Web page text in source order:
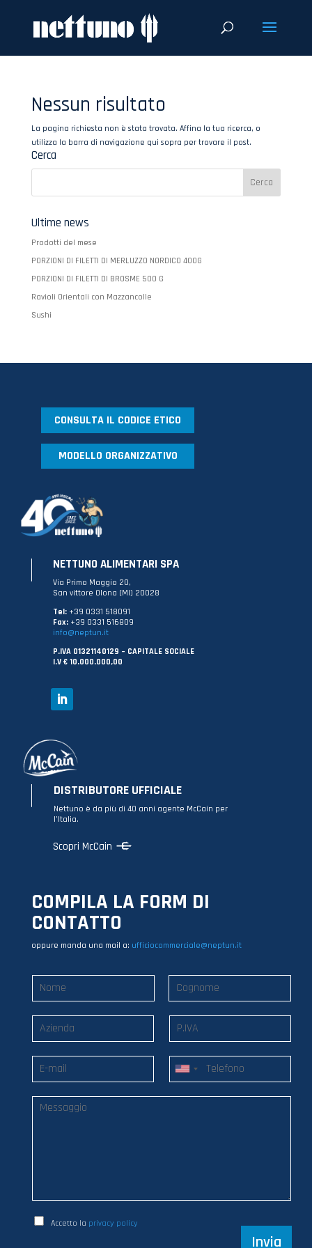
Nessun risultato
La pagina richiesta non è stata trovata. Affina la tua ricerca, o
utilizza la barra di navigazione qui sopra per trovare il post.
Cerca
Ultime news
Prodotti del mese
PORZIONI DI FILETTI DI MERLUZZO NORDICO 400G
PORZIONI DI FILETTI DI BROSME 500 G
Ravioli Orientali con Mazzancolle
Sushi
CONSULTA IL CODICE ETICO
MODELLO ORGANIZZATIVO
NETTUNO ALIMENTARI SPA
Via Primo Maggio 20,
San vittore Olona (MI) 20028
Tel: +39 0331 518091
Fax: +39 0331 516809
info@neptun.it
P.IVA 01321140129 – CAPITALE SOCIALE
I.V € 10.000.000,00
DISTRIBUTORE UFFICIALE
Nettuno è da più di 40 anni agente McCain per
l’Italia.
Scopri McCain
COMPILA LA FORM DI
CONTATTO
oppure manda una mail a: ufficiocommerciale@neptun.it
Accetto la privacy policy
Invia